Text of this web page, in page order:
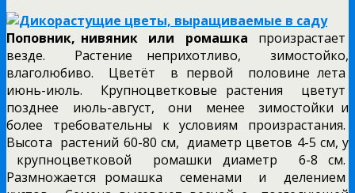
Поповник, нивяник или ромашка произрастает
везде. Растение неприхотливо, зимостойко,
влаголюбиво. Цветёт в первой половине лета
июнь-июль. Крупноцветковые растения цветут
позднее июль-август, они менее зимостойки и
более требовательны к условиям произрастания.
Высота растений 60-80 см, диаметр цветов 4-5 см, у
крупноцветковой ромашки диаметр 6-8 см.
Размножается ромашка семенами и делением